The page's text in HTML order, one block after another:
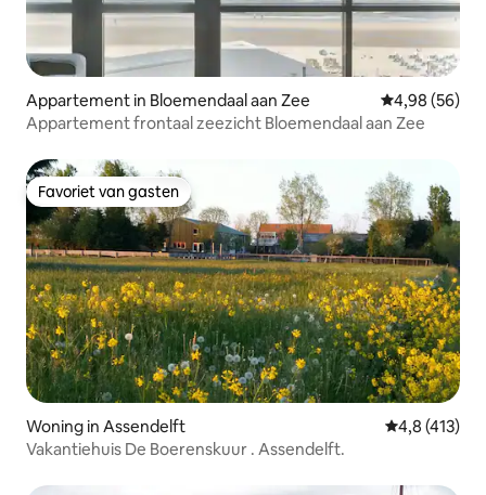
Appartement in Bloemendaal aan Zee Gemiddelde
4,98 (56)
Appartement frontaal zeezicht Bloemendaal aan Zee
Favoriet van gasten
Favoriet van gasten
Woning in Assendelft Gemiddelde
4,8 (413)
Vakantiehuis De Boerenskuur . Assendelft.